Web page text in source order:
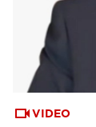
VIDEO